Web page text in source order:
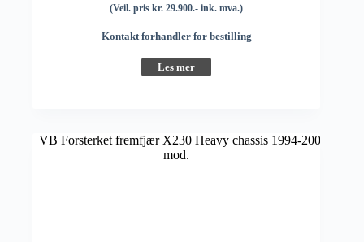
(Veil. pris kr. 29.900.- ink. mva.)
Kontakt forhandler for bestilling
Les mer